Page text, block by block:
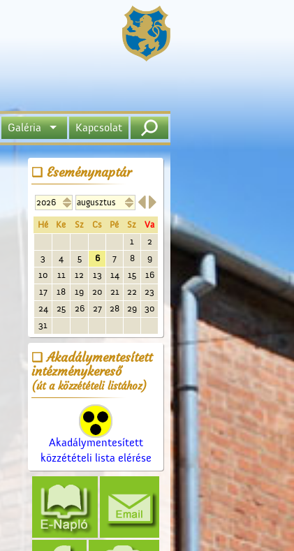
Galéria Kapcsolat
Eseménynaptár

Hé Ke Sz Cs Pé Sz
Va
1
2
3
4 5 6 7 8
9
10
11 12 13 14 15
16
17
18 19 20 21 22
23
24
25 26 27 28 29
30
31
Akadálymentesített
intézménykereső
(út a közzétételi listához)
Akadálymentesített
közzétételi lista elérése